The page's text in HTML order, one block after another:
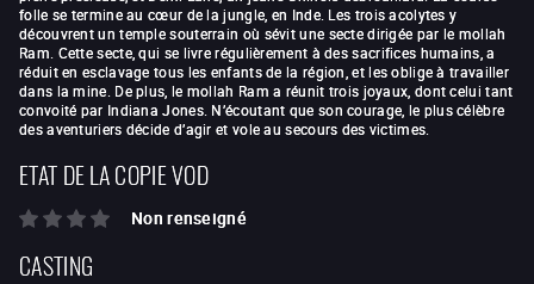
folle se termine au cœur de la jungle, en Inde. Les trois acolytes y
découvrent un temple souterrain où sévit une secte dirigée par le mollah
Ram. Cette secte, qui se livre régulièrement à des sacrifices humains, a
réduit en esclavage tous les enfants de la région, et les oblige à travailler
dans la mine. De plus, le mollah Ram a réunit trois joyaux, dont celui tant
convoité par Indiana Jones. N’écoutant que son courage, le plus célèbre
des aventuriers décide d’agir et vole au secours des victimes.
ETAT DE LA COPIE VOD
Non renseigné
CASTING